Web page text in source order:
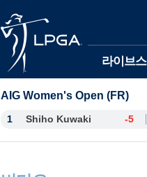
라이브
AIG Women's Open (FR)
1 Shiho Kuwaki -5